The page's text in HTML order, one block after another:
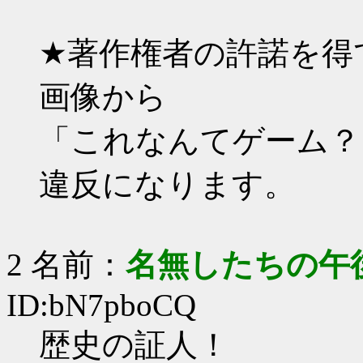
★著作権者の許諾を
画像から
「これなんてゲーム
違反になります。
2 名前： 名無したちの午
ID:bN7pboCQ
歴史の証人！